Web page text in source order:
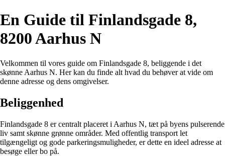
En Guide til Finlandsgade 8,
8200 Aarhus N
Velkommen til vores guide om Finlandsgade 8, beliggende i det
skønne Aarhus N. Her kan du finde alt hvad du behøver at vide om
denne adresse og dens omgivelser.
Beliggenhed
Finlandsgade 8 er centralt placeret i Aarhus N, tæt på byens pulserende
liv samt skønne grønne områder. Med offentlig transport let
tilgængeligt og gode parkeringsmuligheder, er dette en ideel adresse at
besøge eller bo på.